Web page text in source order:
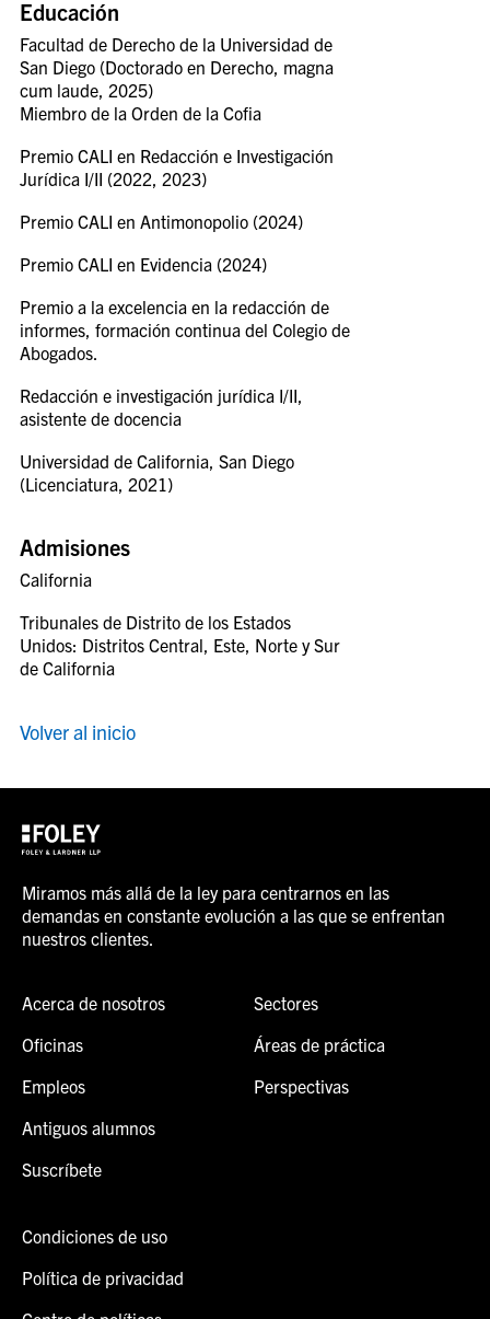
Educación
Facultad de Derecho de la Universidad de
San Diego (Doctorado en Derecho, magna
cum laude, 2025)
Miembro de la Orden de la Cofia
Premio CALI en Redacción e Investigación
Jurídica I/II (2022, 2023)
Premio CALI en Antimonopolio (2024)
Premio CALI en Evidencia (2024)
Premio a la excelencia en la redacción de
informes, formación continua del Colegio de
Abogados.
Redacción e investigación jurídica I/II,
asistente de docencia
Universidad de California, San Diego
(Licenciatura, 2021)
Admisiones
California
Tribunales de Distrito de los Estados
Unidos: Distritos Central, Este, Norte y Sur
de California
Volver al inicio
Miramos más allá de la ley para centrarnos en las
demandas en constante evolución a las que se enfrentan
nuestros clientes.
Acerca de nosotros
Oficinas
Empleos
Antiguos alumnos
Suscríbete
Sectores
Áreas de práctica
Perspectivas
Condiciones de uso
Política de privacidad